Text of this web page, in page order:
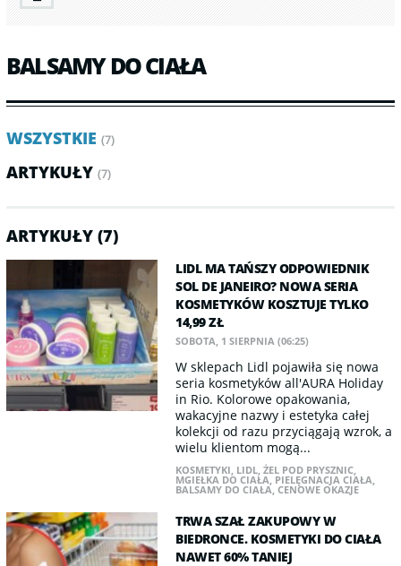
BALSAMY DO CIAŁA
WSZYSTKIE (7)
ARTYKUŁY (7)
ARTYKUŁY (7)
LIDL MA TAŃSZY ODPOWIEDNIK
SOL DE JANEIRO? NOWA SERIA
KOSMETYKÓW KOSZTUJE TYLKO
14,99 ZŁ
SOBOTA, 1 SIERPNIA (06:25)
W sklepach Lidl pojawiła się nowa
seria kosmetyków all'AURA Holiday
in Rio. Kolorowe opakowania,
wakacyjne nazwy i estetyka całej
kolekcji od razu przyciągają wzrok, a
wielu klientom mogą...
KOSMETYKI, LIDL,ŻEL POD PRYSZNIC,
MGIEŁKA DO CIAŁA, PIELĘGNACJA CIAŁA,
BALSAMY DO CIAŁA,CENOWE OKAZJE
TRWA SZAŁ ZAKUPOWY W
BIEDRONCE. KOSMETYKI DO CIAŁA
NAWET 60% TANIEJ